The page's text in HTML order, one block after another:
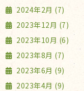
2024年2月 (7)
2023年12月 (7)
2023年10月 (6)
2023年8月 (7)
2023年6月 (9)
2023年4月 (9)